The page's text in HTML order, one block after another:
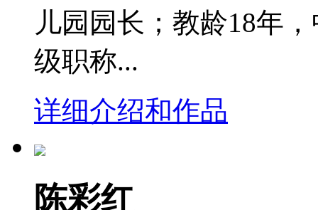
儿园园长；教龄18年
级职称...
详细介绍和作品
陈彩红